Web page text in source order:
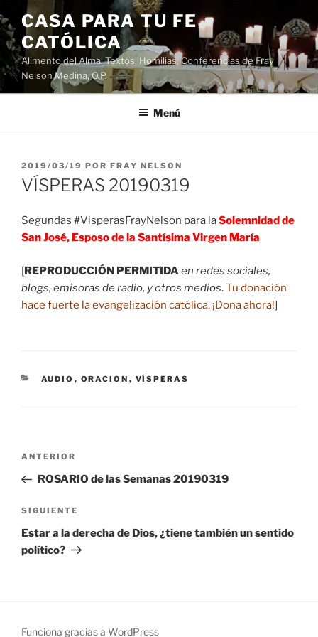
Saltar
al
contenido
CASA PARA TU FE
CATÓLICA
Alimento del Alma: Textos, Homilias, Conferencias de Fray
Nelson Medina, O.P.
Menú
PUBLICADO
EL
2019/03/19 POR FRAY NELSON
VÍSPERAS 20190319
Segundas #VisperasFrayNelson para laSolemnidad de
San José, Esposo de la Santísima Virgen María
[REPRODUCCIÓN PERMITIDAen redes sociales,
blogs, emisoras de radio, y otros medios.Tu donación
hace fuerte la evangelización católica. ¡Dona ahora!]
CATEGORÍAS
AUDIO , ORACION , VÍSPERAS
Navegación
entradas
Entrada
anterior:
ANTERIOR
ROSARIO de las Semanas 20190319
Siguiente
entrada
SIGUIENTE
Estar a la derecha de Dios, ¿tiene también un sentido
político?
Funciona gracias a WordPress